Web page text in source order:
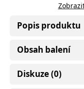
Popis produktu
Obsah balení
Diskuze (0)